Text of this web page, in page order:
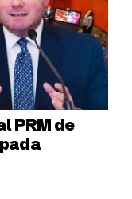
PRM de